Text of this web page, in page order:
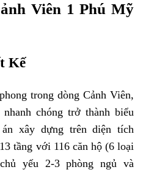
Viên 1 Phú Mỹ
Kế
trong dòng Cảnh Viên,
chóng trở thành biểu
xây dựng trên diện tích
tầng với 116 căn hộ (6 loại
yếu 2-3 phòng ngủ và